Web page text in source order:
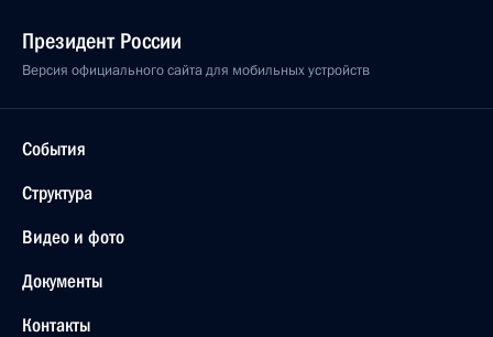
Президент России
Версия официального сайта для мобильных устройств
События
Структура
Видео и фото
Документы
Контакты